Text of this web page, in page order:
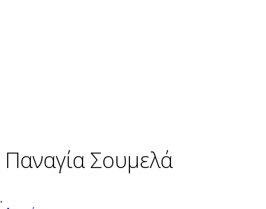
Παναγία Σουμελά